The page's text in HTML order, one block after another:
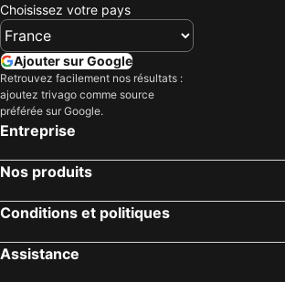
Choisissez votre pays
Ajouter sur Google
Retrouvez facilement nos résultats :
ajoutez trivago comme source
préférée sur Google.
Entreprise
Nos produits
Conditions et politiques
Assistance